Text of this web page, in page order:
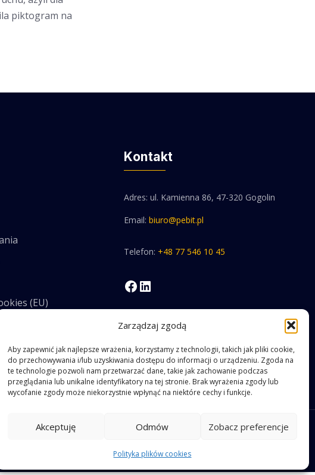
Zarządzaj zgodą
Aby zapewnić jak najlepsze wrażenia, korzystamy z technologii, takich jak pliki cookie,
do przechowywania i/lub uzyskiwania dostępu do informacji o urządzeniu. Zgoda na
te technologie pozwoli nam przetwarzać dane, takie jak zachowanie podczas
przeglądania lub unikalne identyfikatory na tej stronie. Brak wyrażenia zgody lub
wycofanie zgody może niekorzystnie wpłynąć na niektóre cechy i funkcje.
Akceptuję Odmów Zobacz preferencje
Polityka plików cookies
piktogram na
(EU)
Kontakt
Adres: ul. Kamienna 86, 47-320 Gogolin
Email: biuro@pebit.pl
Telefon: +48 77 546 10 45
Facebook